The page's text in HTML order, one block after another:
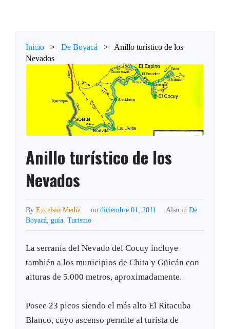
Inicio > De Boyacá >
Anillo turístico de los
Nevados
Anillo turístico de los
Nevados
ByExcelsio Media on diciembre 01, 2011 Also in De
Boyacá,guía,Turismo
La serranía del Nevado del Cocuy incluye
también a los municipios de Chita y Güicán con
aituras de 5.000 metros, aproximadamente.
Posee 23 picos siendo el más alto El Ritacuba
Blanco, cuyo ascenso permite al turista de